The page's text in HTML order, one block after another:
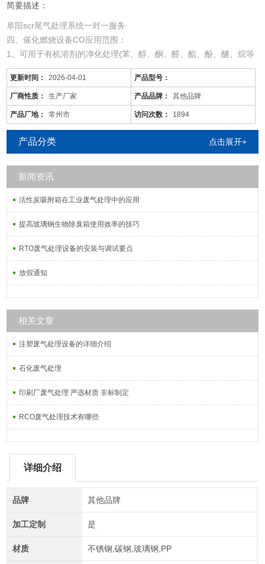
简要描述：
阜阳scr尾气处理系统一对一服务
四、催化燃烧设备CO应用范围：
1、可用于有机溶剂的净化处理(苯、醇、酮、醛、酯、酚、醚、烷等
混合有机废气)。
2、适用于电线、电缆、漆包线、机械、电机、化工、仪表、汽车、
自行车、摩托车、发动机、磁带、塑料、家用电器等行业的有机废气
净化。
3、可用于各种烘道、印铁制罐、表面喷涂。印刷油墨、机电绝缘处
理、皮鞋粘胶等烘干线，净化各工序产生的有机废气。
更新时间： 2026-04-01 产品型号：
厂商性质： 生产厂家 产品品牌： 其他品牌
产品厂地： 常州市 访问次数： 1894
产品分类 点击展开+
新闻资讯
活性炭吸附箱在工业废气处理中的应用
提高玻璃钢生物除臭箱使用效率的技巧
RTO废气处理设备的安装与调试要点
放假通知
相关文章
注塑废气处理设备的详细介绍
石化废气处理
印刷厂废气处理 严选材质 非标制定
RCO废气处理技术有哪些
详细介绍
品牌 其他品牌
加工定制 是
材质 不锈钢,碳钢,玻璃钢,PP